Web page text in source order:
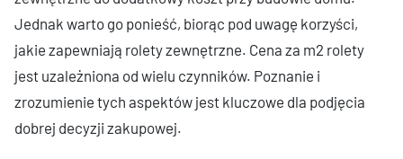
Jednak warto go ponieść, biorąc pod uwagę korzyści,
jakie zapewniają rolety zewnętrzne. Cena za m2 rolety
jest uzależniona od wielu czynników. Poznanie i
zrozumienie tych aspektów jest kluczowe dla podjęcia
dobrej decyzji zakupowej.